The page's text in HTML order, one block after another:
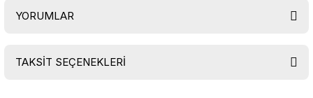
YORUMLAR
TAKSİT SEÇENEKLERİ